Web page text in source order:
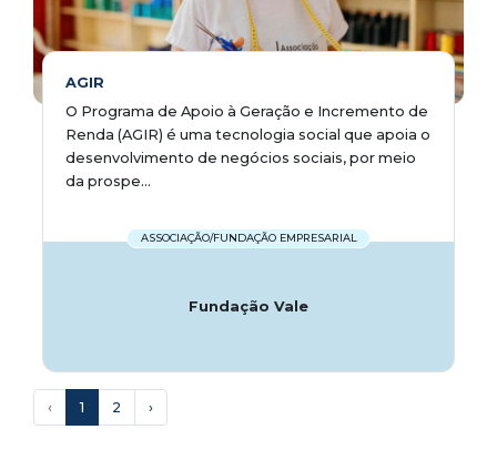
AGIR
O Programa de Apoio à Geração e Incremento de
Renda (AGIR) é uma tecnologia social que apoia o
desenvolvimento de negócios sociais, por meio
da prospe...
ASSOCIAÇÃO/FUNDAÇÃO EMPRESARIAL
Fundação Vale
‹ 1 2 ›